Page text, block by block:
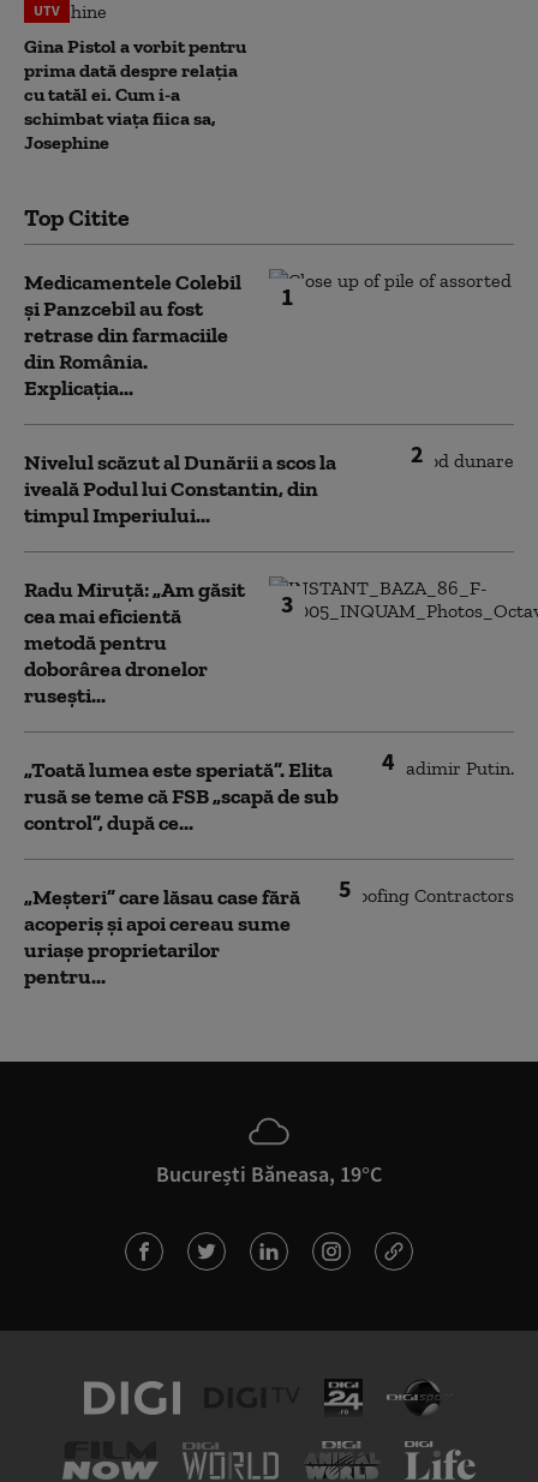
UTV
Gina Pistol a vorbit pentru
prima dată despre relația
cu tatăl ei. Cum i-a
schimbat viața fiica sa,
Josephine
Top Citite
1
Medicamentele Colebil
și Panzcebil au fost
retrase din farmaciile
din România.
Explicația...
2
Nivelul scăzut al Dunării a scos la
iveală Podul lui Constantin, din
timpul Imperiului...
3
Radu Miruță: „Am găsit
cea mai eficientă
metodă pentru
doborârea dronelor
rusești...
4
„Toată lumea este speriată”. Elita
rusă se teme că FSB „scapă de sub
control”, după ce...
5
„Meșteri” care lăsau case fără
acoperiș și apoi cereau sume
uriașe proprietarilor
pentru...
București Băneasa, 19°C